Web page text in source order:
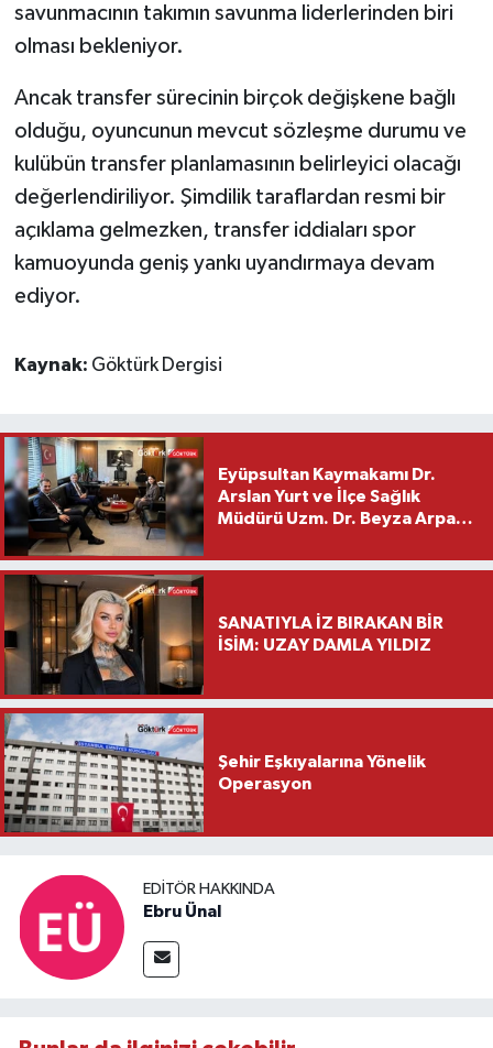
savunmacının takımın savunma liderlerinden biri
olması bekleniyor.
Ancak transfer sürecinin birçok değişkene bağlı
olduğu, oyuncunun mevcut sözleşme durumu ve
kulübün transfer planlamasının belirleyici olacağı
değerlendiriliyor. Şimdilik taraflardan resmi bir
açıklama gelmezken, transfer iddiaları spor
kamuoyunda geniş yankı uyandırmaya devam
ediyor.
Kaynak: Göktürk Dergisi
Eyüpsultan Kaymakamı Dr.
Arslan Yurt ve İlçe Sağlık
Müdürü Uzm. Dr. Beyza Arpacı
Ziyareti
SANATIYLA İZ BIRAKAN BİR
İSİM: UZAY DAMLA YILDIZ
Şehir Eşkıyalarına Yönelik
Operasyon
EDITÖR HAKKINDA
Ebru Ünal